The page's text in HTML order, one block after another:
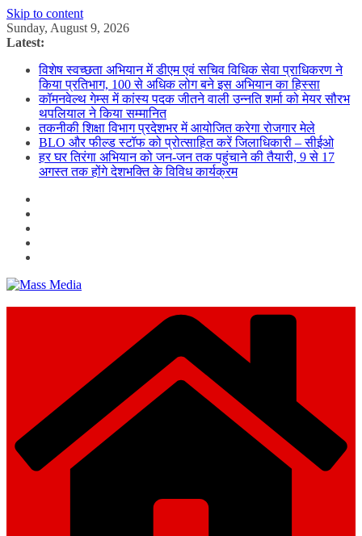
Skip to content
Sunday, August 9, 2026
Latest:
विशेष स्वच्छता अभियान में डीएम एवं सचिव विधिक सेवा प्राधिकरण ने
किया प्रतिभाग, 100 से अधिक लोग बने इस अभियान का हिस्सा
कॉमनवेल्थ गेम्स में कांस्य पदक जीतने वाली उन्नति शर्मा को मेयर सौरभ
थपलियाल ने किया सम्मानित
तकनीकी शिक्षा विभाग प्रदेशभर में आयोजित करेगा रोजगार मेले
BLO और फील्ड स्टॉफ को प्रोत्साहित करें जिलाधिकारी – सीईओ
हर घर तिरंगा अभियान को जन-जन तक पहुंचाने की तैयारी, 9 से 17
अगस्त तक होंगे देशभक्ति के विविध कार्यक्रम